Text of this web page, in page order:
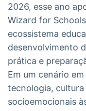
2026, esse ano
Wizard for
ecossistema
desenvolvimento
prática e
Em um cenário
tecnologia,
socioemocionais